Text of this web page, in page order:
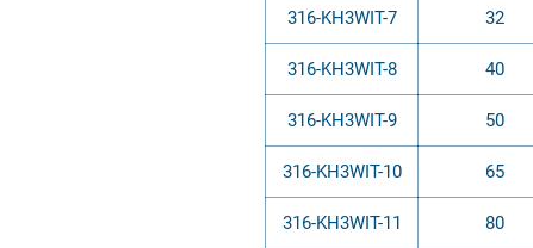
316-KH3WIT-7 32
316-KH3WIT-8 40
316-KH3WIT-9 50
316-KH3WIT-10 65
316-KH3WIT-11 80